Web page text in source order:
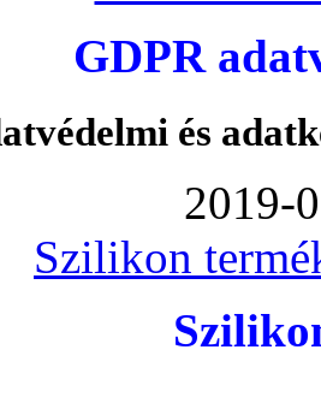
GDPR
és
2019-
Szilikon